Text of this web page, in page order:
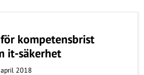
kompetensbrist
it-säkerhet
2018